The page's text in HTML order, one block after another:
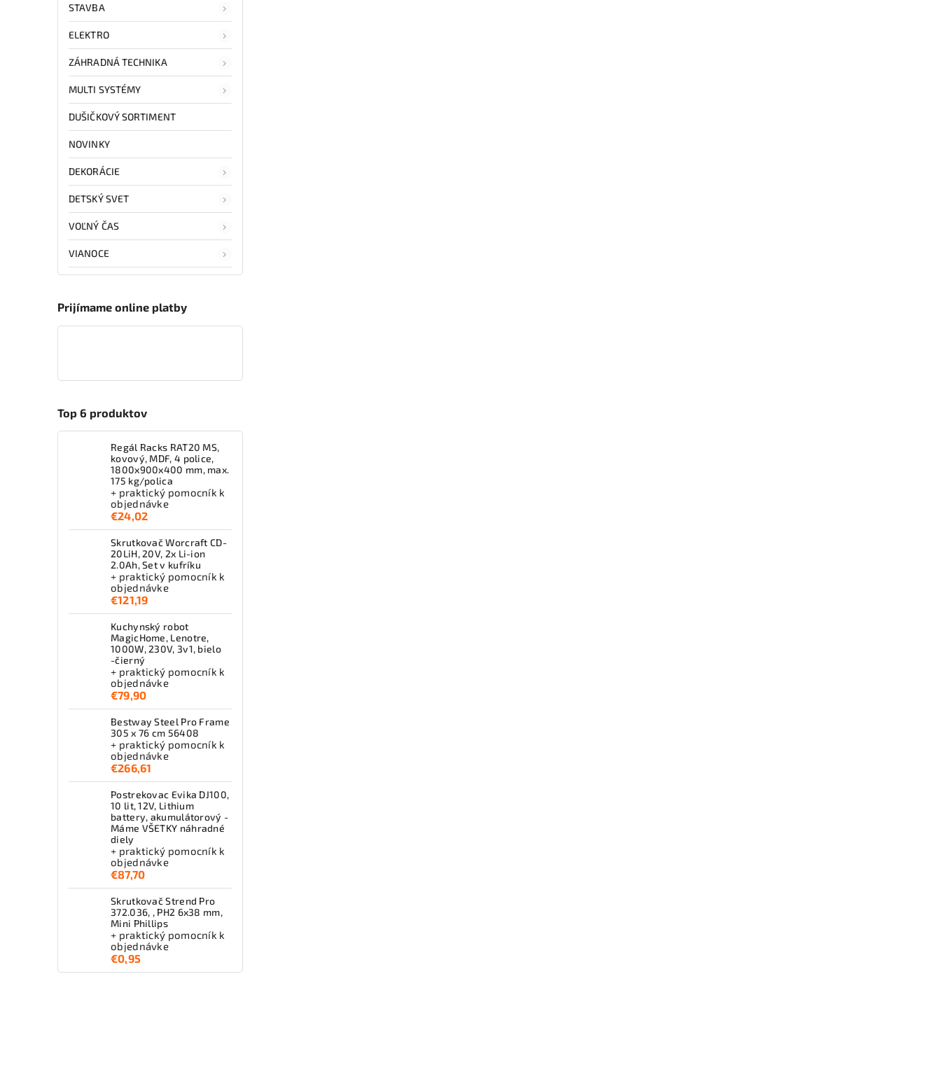
STAVBA
ELEKTRO
ZÁHRADNÁ TECHNIKA
MULTI SYSTÉMY
DUŠIČKOVÝ SORTIMENT
NOVINKY
DEKORÁCIE
DETSKÝ SVET
VOĽNÝ ČAS
VIANOCE
Prijímame online platby
Top 6 produktov
Regál Racks RAT20 MS,
kovový, MDF, 4 police,
1800x900x400 mm, max.
175 kg/polica
+ praktický pomocník k
objednávke
€24,02
Skrutkovač Worcraft CD-
20LiH, 20V, 2x Li-ion
2.0Ah, Set v kufríku
+ praktický pomocník k
objednávke
€121,19
Kuchynský robot
MagicHome, Lenotre,
1000W, 230V, 3v1, bielo
-čierný
+ praktický pomocník k
objednávke
€79,90
Bestway Steel Pro Frame
305 x 76 cm 56408
+ praktický pomocník k
objednávke
€266,61
Postrekovac Evika DJ100,
10 lit, 12V, Lithium
battery, akumulátorový -
Máme VŠETKY náhradné
diely
+ praktický pomocník k
objednávke
€87,70
Skrutkovač Strend Pro
372.036, , PH2 6x38 mm,
Mini Phillips
+ praktický pomocník k
objednávke
€0,95